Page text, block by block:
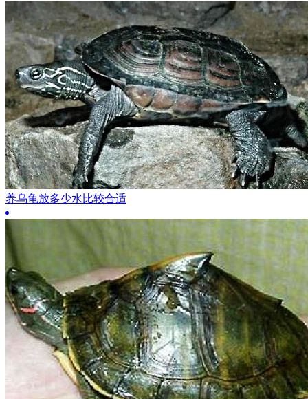
养乌龟放多少水比较合适